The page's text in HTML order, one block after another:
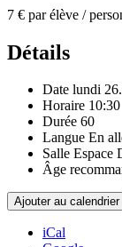
7 € par élève /
Détails
Date lundi
Horaire 10:30
Durée 60
Langue En
Salle Espace
Âge
Ajouter au calendrier
iCal